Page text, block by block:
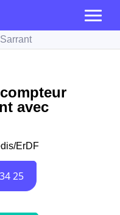
Sarrant